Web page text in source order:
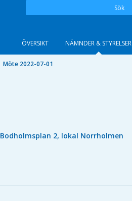
Sök
ÖVERSIKT NÄMNDER & STYRELSER
Möte 2022-07-01
Bodholmsplan 2, lokal Norrholmen